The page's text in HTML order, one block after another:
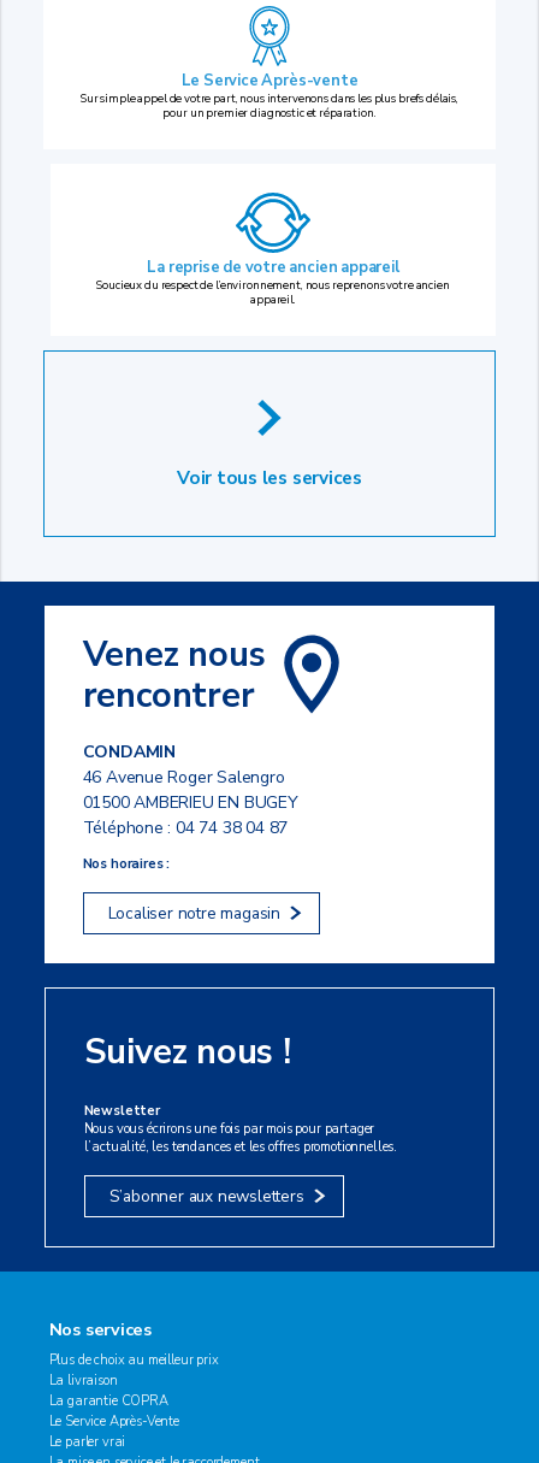
Le Service Après-vente
Sur simple appel de votre part, nous intervenons dans les plus brefs délais,
pour un premier diagnostic et réparation.
La reprise de votre ancien appareil
Soucieux du respect de l’environnement, nous reprenons votre ancien
appareil.
Voir tous les services
Venez nous
rencontrer
CONDAMIN
46 Avenue Roger Salengro
01500 AMBERIEU EN BUGEY
Téléphone :04 74 38 04 87
Nos horaires :
Localiser notre magasin
Suivez nous !
Newsletter
Nous vous écrirons une fois par mois pour partager
l’actualité, les tendances et les offres promotionnelles.
S’abonner aux newsletters
Nos services
Plus de choix au meilleur prix
La livraison
La garantie COPRA
Le Service Après-Vente
Le parler vrai